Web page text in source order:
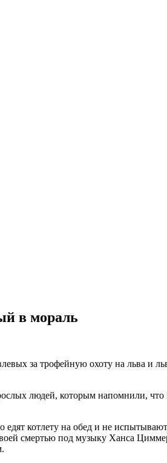
в мораль
за трофейную охоту на льва и
людей, которым напомнили,
котлету на обед и не
смертью под музыку Ханса